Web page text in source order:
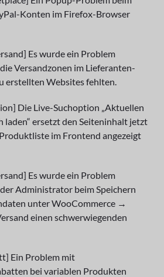
Konten im Firefox-Browser
Es wurde ein Problem
Versandzonen im Lieferanten-
erstellten Websites fehlten.
Die Live-Suchoption „Aktuellen
laden“ ersetzt den Seiteninhalt jetzt
im Frontend angezeigt
Es wurde ein Problem
Administrator beim Speichern
unter WooCommerce →
einen schwerwiegenden
Ein Problem mit
bei variablen Produkten